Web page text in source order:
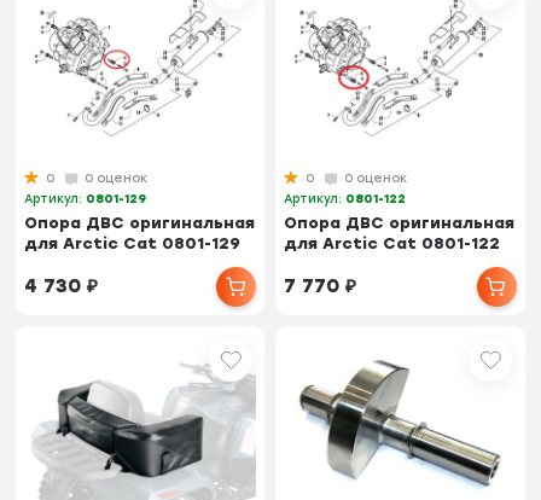
0
0 оценок
Артикул: 0801-129
Опора ДВС оригинальная
для Arctic Cat 0801-129
4 730₽
0
0 оценок
Артикул: 0801-122
Опора ДВС оригинальная
для Arctic Cat 0801-122
7 770₽